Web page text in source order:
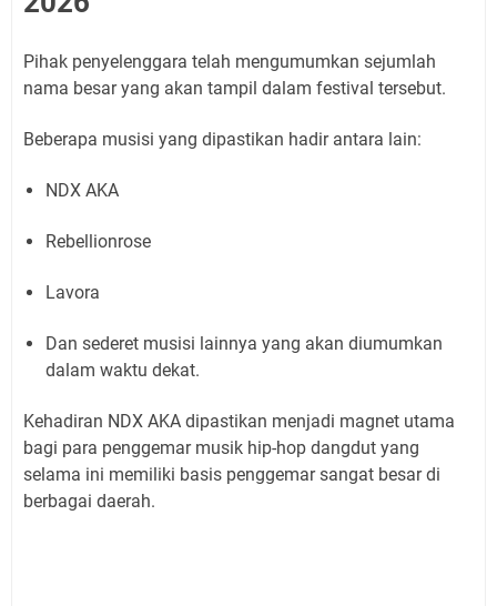
Pihak penyelenggara telah mengumumkan sejumlah
nama besar yang akan tampil dalam festival tersebut.
Beberapa musisi yang dipastikan hadir antara lain:
NDX AKA
Rebellionrose
Lavora
Dan sederet musisi lainnya yang akan diumumkan
dalam waktu dekat.
Kehadiran NDX AKA dipastikan menjadi magnet utama
bagi para penggemar musik hip-hop dangdut yang
selama ini memiliki basis penggemar sangat besar di
berbagai daerah.